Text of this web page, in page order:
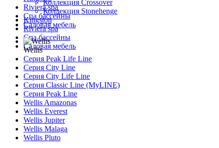
Коллекция Crossover
Коллекция Stonehenge
Kingston
Riviera spa
Спа бассейны
Садовая мебель
Riviera spa
Спа бассейны
Садовая мебель
Wellis
Серия Peak Life Line
Серия City Line
Серия City Life Line
Серия Classic Line (MyLINE)
Серия Peak Line
Wellis Amazonas
Wellis Everest
Wellis Jupiter
Wellis Malaga
Wellis Pluto